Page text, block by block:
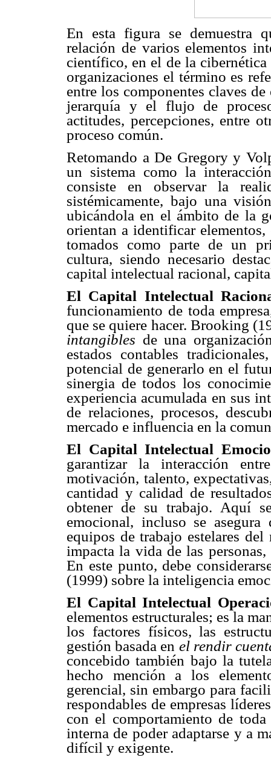
En esta figura se demuestra
relación de varios elementos
científico, en el de la
organizaciones el término es
entre los componentes claves
jerarquía y el flujo de
actitudes, percepciones, entre
proceso común.
Retomando a De Gregory y
un sistema como la
consiste en observar la
sistémicamente, bajo una
ubicándola en el ámbito de la
orientan a identificar elementos,
tomados como parte de un
cultura, siendo necesario
capital intelectual racional,
El Capital Intelectual
funcionamiento de toda
que se quiere hacer. Brooking
intangibles de una
estados contables
potencial de generarlo en el
sinergia de todos los
experiencia acumulada en sus
de relaciones, procesos,
mercado e influencia en la
El Capital Intelectual
garantizar la interacción
motivación, talento,
cantidad y calidad de
obtener de su trabajo. Aquí
emocional, incluso se
equipos de trabajo estelares
impacta la vida de las
En este punto, debe
(1999) sobre la inteligencia
El Capital Intelectual
elementos estructurales; es la
los factores físicos, las
gestión basada en el rendir
concebido también bajo la
hecho mención a los
gerencial, sin embargo para
respondables de empresas
con el comportamiento de
interna de poder adaptarse y a
difícil y exigente.